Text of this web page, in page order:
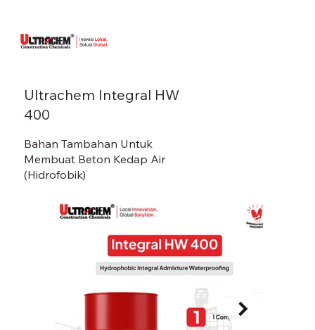
Ultrachem Integral HW
400
Bahan Tambahan Untuk
Membuat Beton Kedap Air
(Hidrofobik)